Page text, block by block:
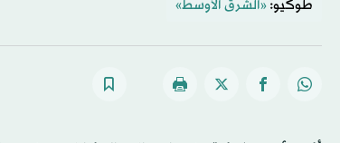
طوكيو: «الشرق الأوسط»